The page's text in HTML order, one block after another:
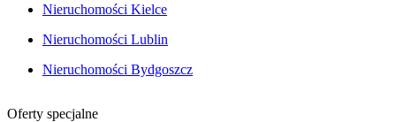
Nieruchomości Kielce
Nieruchomości Lublin
Nieruchomości Bydgoszcz
Oferty specjalne